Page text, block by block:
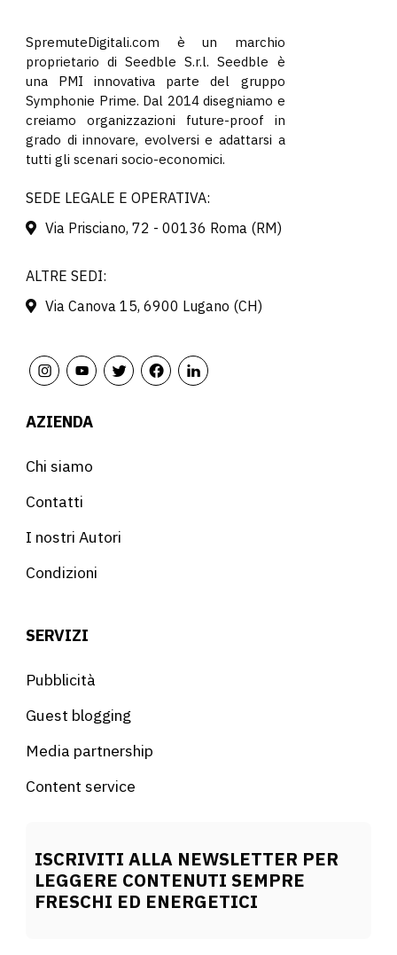
SpremuteDigitali.com è un marchio
proprietario di Seedble S.r.l. Seedble è
una PMI innovativa parte del gruppo
Symphonie Prime. Dal 2014 disegniamo e
creiamo organizzazioni future-proof in
grado di innovare, evolversi e adattarsi a
tutti gli scenari socio-economici.
SEDE LEGALE E OPERATIVA:
Via Prisciano, 72 - 00136 Roma (RM)
ALTRE SEDI:
Via Canova 15, 6900 Lugano (CH)
AZIENDA
Chi siamo
Contatti
I nostri Autori
Condizioni
SERVIZI
Pubblicità
Guest blogging
Media partnership
Content service
ISCRIVITI ALLA NEWSLETTER PER
LEGGERE CONTENUTI SEMPRE
FRESCHI ED ENERGETICI